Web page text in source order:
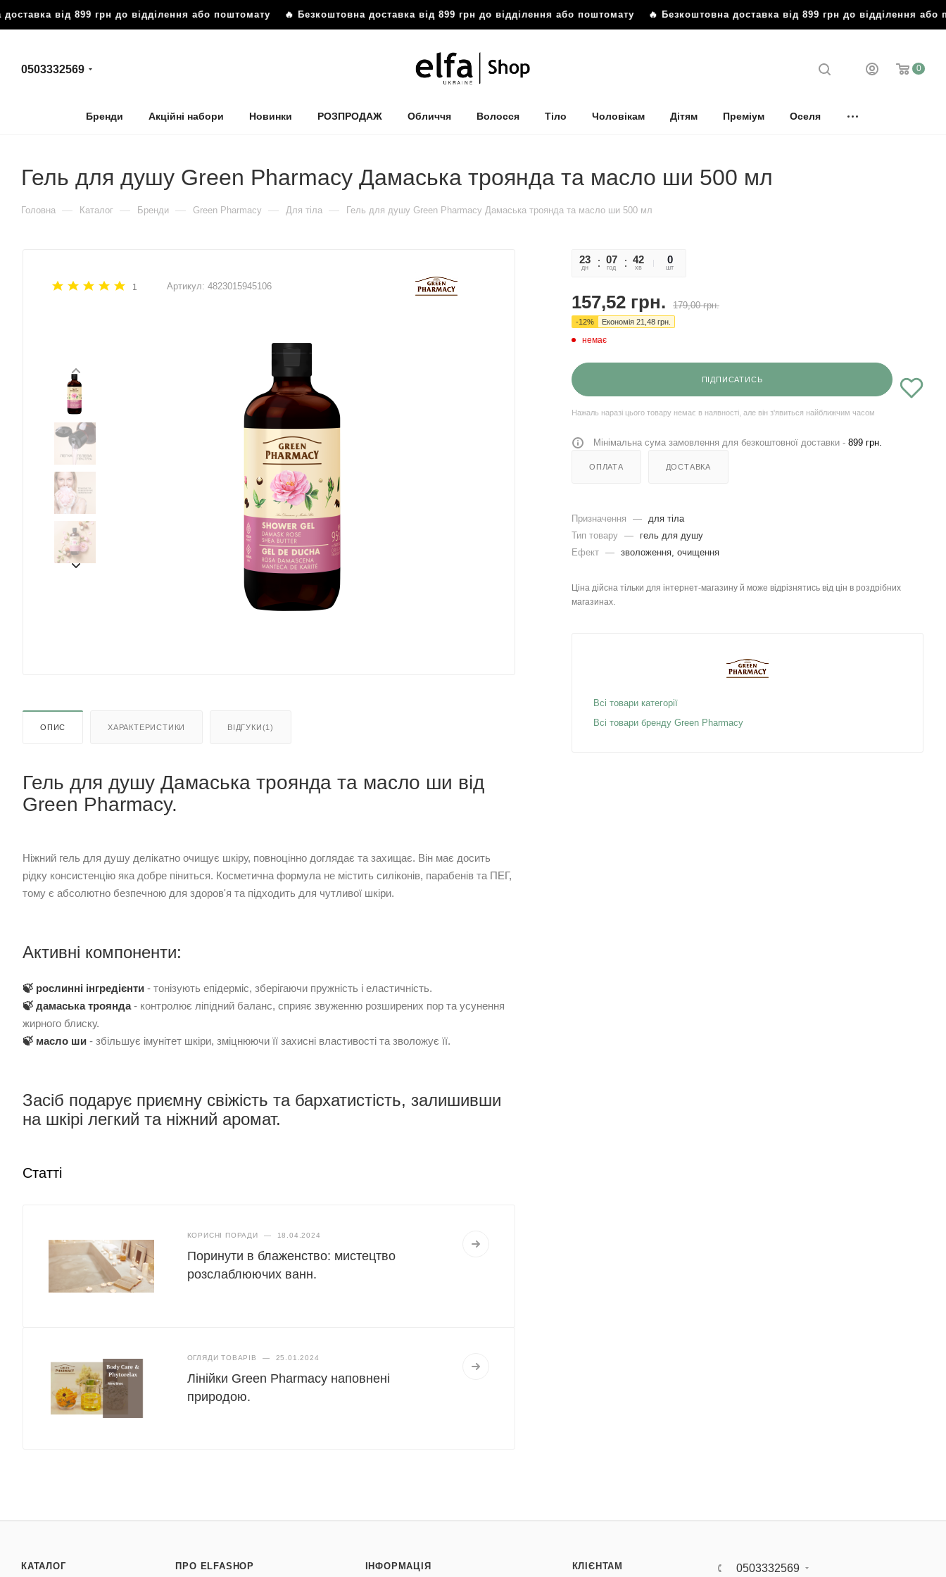
від 899 грн до відділення або поштомату🔥 Безкоштовна доставка від 899 грн до відділення або поштомату🔥 Безкоштовна доставка від 899 грн до відділення або
0503332569 0
Бренди Акційні набори Новинки РОЗПРОДАЖ Обличчя Волосся Тіло Чоловікам Дітям Преміум Оселя
Гель для душу Green Pharmacy Дамаська троянда та масло ши 500 мл
Головна — Каталог — Бренди — Green Pharmacy — Для тіла — Гель для душу Green Pharmacy Дамаська троянда та масло ши 500 мл
1 Артикул: 4823015945106
ОПИС ХАРАКТЕРИСТИКИ ВІДГУКИ(1)
Гель для душу Дамаська троянда та масло ши від
Green Pharmacy.
Ніжний гель для душу делікатно очищує шкіру, повноцінно доглядає та захищає. Він має досить
рідку консистенцію яка добре піниться. Косметична формула не містить силіконів, парабенів та ПЕГ,
тому є абсолютно безпечною для здоров'я та підходить для чутливої ​​шкіри.
Активні компоненти:
🍃 рослинні інгредієнти - тонізують епідерміс, зберігаючи пружність і еластичність.
🍃 дамаська троянда- контролює ліпідний баланс, сприяє звуженню розширених пор та усунення
жирного блиску.
🍃 масло ши - збільшує імунітет шкіри, зміцнюючи її захисні властивості та зволожує її.
Засіб подарує приємну свіжість та бархатистість, залишивши
на шкірі легкий та ніжний аромат.
Статті
КОРИСНІ ПОРАДИ — 18.04.2024
Поринути в блаженство: мистецтво
розслаблюючих ванн.
ОГЛЯДИ ТОВАРІВ — 25.01.2024
Лінійки Green Pharmacy наповнені
природою.
23
дн
07
год
42
хв
50
сек
0
шт
157,52 грн. 179,00грн.
-12% Економія 21,48 грн.
немає
ПІДПИСАТИСЬ
Нажаль наразі цього товару немає в наявності, але він з'явиться найближчим часом
Мінімальна сума замовлення для безкоштовної доставки - 899 грн.
ОПЛАТА ДОСТАВКА
Призначення —
для тіла
Тип товару —
гель для душу
Ефект — зволоження, очищення
Ціна дійсна тільки для інтернет-магазину й може відрізнятись від цін в роздрібних
магазинах.
Всі товари категорії
Всі товари бренду Green Pharmacy
КАТАЛОГ ПРО ELFASHOP ІНФОРМАЦІЯ КЛІЄНТАМ 0503332569